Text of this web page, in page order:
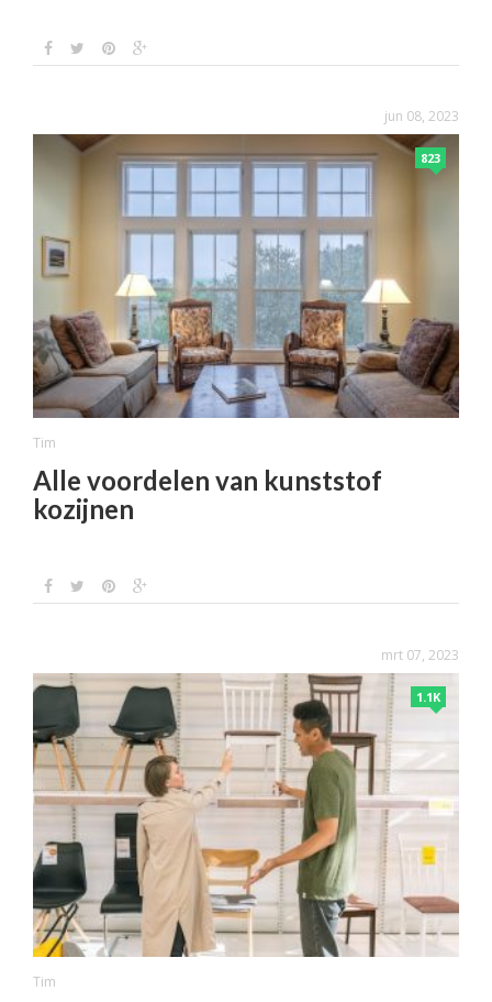
jun 08, 2023
823
Tim
Alle voordelen van kunststof
kozijnen
mrt 07, 2023
1.1K
Tim